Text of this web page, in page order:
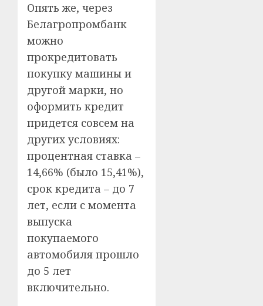
Опять же, через
Белагропромбанк
можно
прокредитовать
покупку машины и
другой марки, но
оформить кредит
придется совсем на
других условиях:
процентная ставка –
14,66% (было 15,41%),
срок кредита – до 7
лет, если с момента
выпуска
покупаемого
автомобиля прошло
до 5 лет
включительно.